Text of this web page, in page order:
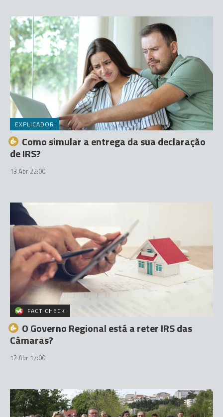
EXPLICADOR
Como simular a entrega da sua declaração
de IRS?
13 Abr 22:00
FACT CHECK
O Governo Regional está a reter IRS das
Câmaras?
12 Abr 17:00